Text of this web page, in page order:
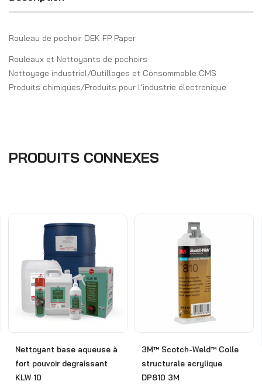
Rouleau de pochoir DEK FP Paper
Rouleaux et Nettoyants de pochoirs
Nettoyage industriel/Outillages et Consommable CMS
Produits chimiques/Produits pour l’industrie électronique
PRODUITS CONNEXES
Nettoyant base aqueuse à
fort pouvoir degraissant
KLW 10
3M™ Scotch-Weld™ Colle
structurale acrylique
DP810 3M